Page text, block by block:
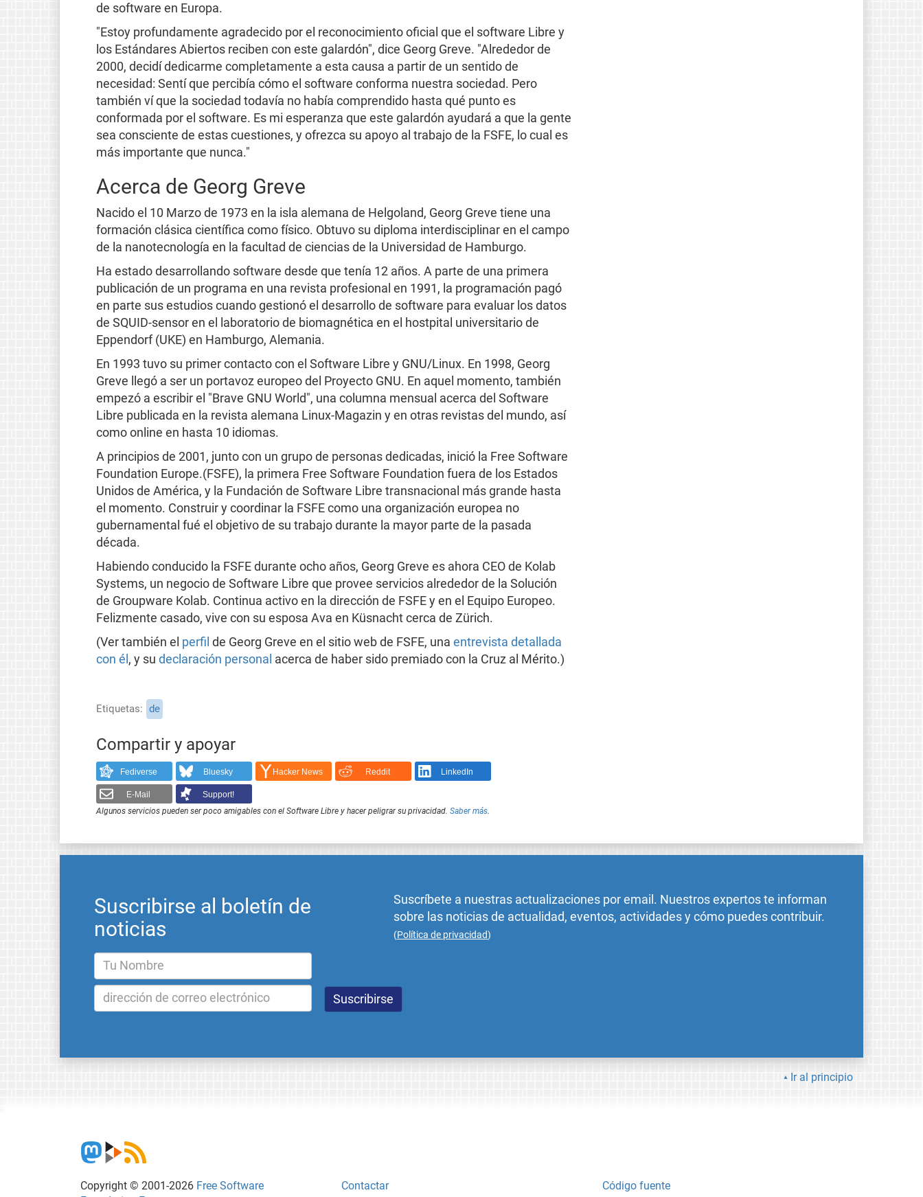
de software en Europa.
"Estoy profundamente agradecido por el reconocimiento oficial que el software Libre y
los Estándares Abiertos reciben con este galardón", dice Georg Greve. "Alrededor de
2000, decidí dedicarme completamente a esta causa a partir de un sentido de
necesidad: Sentí que percibía cómo el software conforma nuestra sociedad. Pero
también ví que la sociedad todavía no había comprendido hasta qué punto es
conformada por el software. Es mi esperanza que este galardón ayudará a que la gente
sea consciente de estas cuestiones, y ofrezca su apoyo al trabajo de la FSFE, lo cual es
más importante que nunca."
Acerca de Georg Greve
Nacido el 10 Marzo de 1973 en la isla alemana de Helgoland, Georg Greve tiene una
formación clásica científica como físico. Obtuvo su diploma interdisciplinar en el campo
de la nanotecnología en la facultad de ciencias de la Universidad de Hamburgo.
Ha estado desarrollando software desde que tenía 12 años. A parte de una primera
publicación de un programa en una revista profesional en 1991, la programación pagó
en parte sus estudios cuando gestionó el desarrollo de software para evaluar los datos
de SQUID-sensor en el laboratorio de biomagnética en el hostpital universitario de
Eppendorf (UKE) en Hamburgo, Alemania.
En 1993 tuvo su primer contacto con el Software Libre y GNU/Linux. En 1998, Georg
Greve llegó a ser un portavoz europeo del Proyecto GNU. En aquel momento, también
empezó a escribir el "Brave GNU World", una columna mensual acerca del Software
Libre publicada en la revista alemana Linux-Magazin y en otras revistas del mundo, así
como online en hasta 10 idiomas.
A principios de 2001, junto con un grupo de personas dedicadas, inició la Free Software
Foundation Europe.(FSFE), la primera Free Software Foundation fuera de los Estados
Unidos de América, y la Fundación de Software Libre transnacional más grande hasta
el momento. Construir y coordinar la FSFE como una organización europea no
gubernamental fué el objetivo de su trabajo durante la mayor parte de la pasada
década.
Habiendo conducido la FSFE durante ocho años, Georg Greve es ahora CEO de Kolab
Systems, un negocio de Software Libre que provee servicios alrededor de la Solución
de Groupware Kolab. Continua activo en la dirección de FSFE y en el Equipo Europeo.
Felizmente casado, vive con su esposa Ava en Küsnacht cerca de Zürich.
(Ver también el perfil de Georg Greve en el sitio web de FSFE, una entrevista detallada
con él , y su declaración personal acerca de haber sido premiado con la Cruz al Mérito.)
Etiquetas de
Compartir y apoyar
Fediverse Bluesky Hacker News Reddit LinkedIn
E-Mail
Support!
Algunos servicios pueden ser poco amigables con el Software Libre y hacer peligrar su privacidad. Saber más.
Suscribirse al boletín de
noticias
Suscríbete a nuestras actualizaciones por email. Nuestros expertos te informan
sobre las noticias de actualidad, eventos, actividades y cómo puedes contribuir.
(Política de privacidad)
Ir al principio
Copyright © 2001-2026 Free Software
Contactar Código fuente